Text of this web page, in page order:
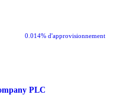
0.014% d'approvisionnement
PLC